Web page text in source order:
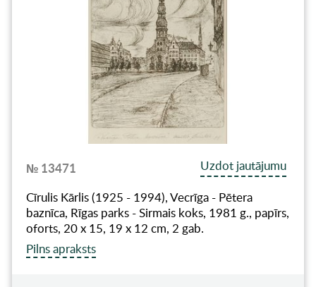
№ 13471
Uzdot jautājumu
Cīrulis Kārlis (1925 - 1994), Vecrīga - Pētera
baznīca, Rīgas parks - Sirmais koks, 1981 g., papīrs,
oforts, 20 x 15, 19 x 12 cm, 2 gab.
Pilns apraksts